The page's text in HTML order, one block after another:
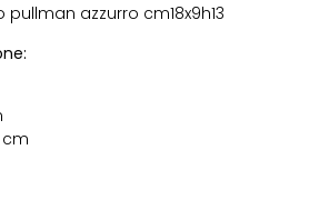
azzurro cm18x9h13